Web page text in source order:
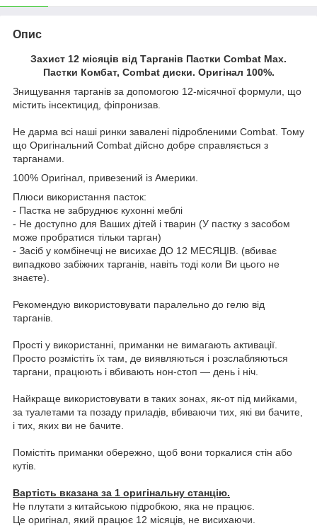
Опис
Захист 12 місяців від Тарганів Пастки Combat Max.
Пастки Комбат, Combat диски. Оригінал 100%.
Знищування тарганів за допомогою 12-місячної формули, що
містить інсектицид, фіпронизав.
Не дарма всі наші ринки завалені підробленими Combat. Тому
що Оригінальний Combat дійсно добре справляється з
тарганами.
100% Оригінал, привезений із Америки.
Плюси використання пасток:
- Пастка не забруднює кухонні меблі
- Не доступно для Ваших дітей і тварин (У пастку з засобом
може пробратися тільки тарган)
- Засіб у комбінечці не висихає ДО 12 МЕСЯЦІВ. (вбиває
випадково забіжних тарганів, навіть тоді коли Ви цього не
знаєте).
Рекомендую використовувати паралельно до гелю від
тарганів.
Прості у використанні, приманки не вимагають активації.
Просто розмістіть їх там, де виявляються і розслабляються
таргани, працюють і вбивають нон-стоп — день і ніч.
Найкраще використовувати в таких зонах, як-от під мийками,
за туалетами та позаду приладів, вбиваючи тих, які ви бачите,
і тих, яких ви не бачите.
Помістіть приманки обережно, щоб вони торкалися стін або
кутів.
Вартість вказана за 1 оригінальну станцію.
Не плутати з китайською підробкою, яка не працює.
Це оригінал, який працює 12 місяців, не висихаючи.